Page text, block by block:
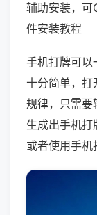
辅助安装，
件安装教程
手机打牌可以
十分简单，打
规律，只需要
生成出手机打
或者使用手机